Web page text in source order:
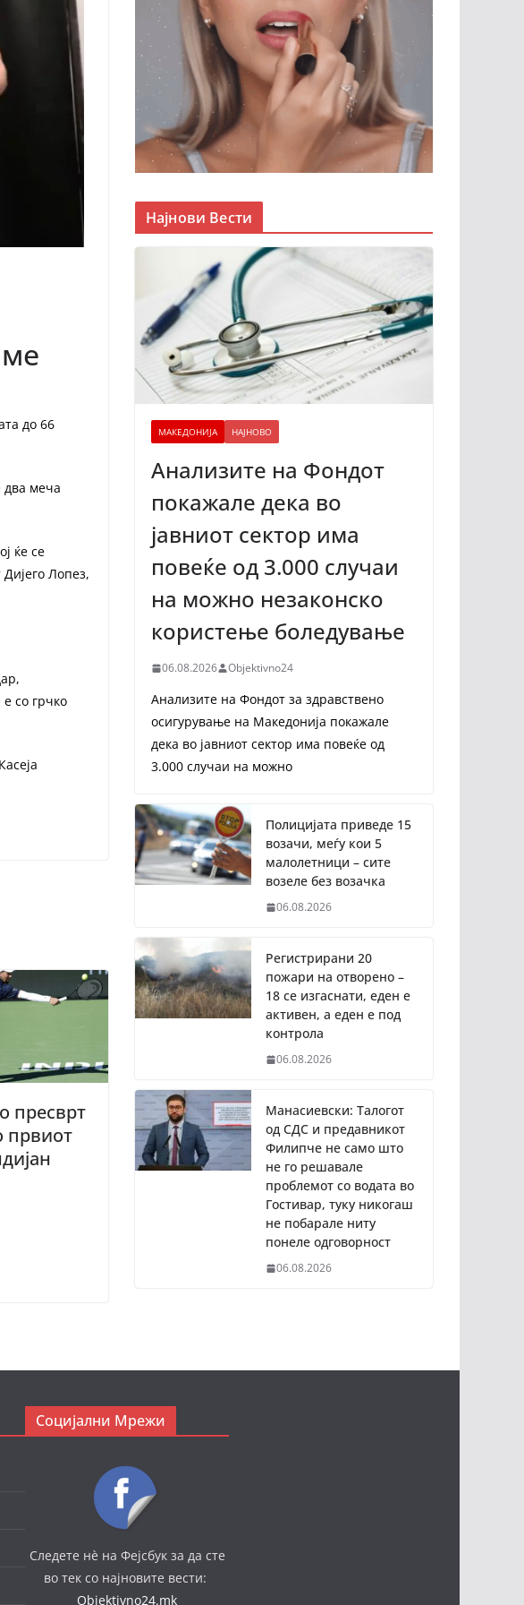
до 66
меча
ќе се
Лопез,
со грчко
пресврт
првиот
Најнови Вести
МАКЕДОНИЈА НАЈНОВО
Анализите на Фондот
покажале дека во
јавниот сектор има
повеќе од 3.000 случаи
на можно незаконско
користење боледување
06.08.2026 Objektivno24
Анализите на Фондот за здравствено
осигурување на Македонија покажале
дека во јавниот сектор има повеќе од
3.000 случаи на можно
Полицијата приведе 15
возачи, меѓу кои 5
малолетници – сите
возеле без возачка
06.08.2026
Регистрирани 20
пожари на отворено –
18 се изгаснати, еден е
активен, а еден е под
контрола
06.08.2026
Манасиевски: Талогот
од СДС и предавникот
Филипче не само што
не го решавале
проблемот со водата во
Гостивар, туку никогаш
не побарале ниту
понеле одговорност
06.08.2026
Социјални Мрежи
Следете нè на Фејсбук за да сте
во тек со најновите вести:
Objektivno24.mk